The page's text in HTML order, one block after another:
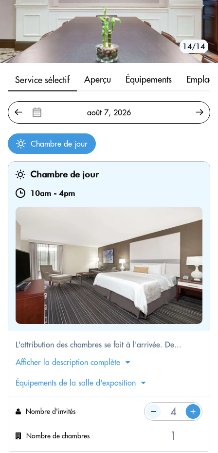
1/14
2/14
3/14
4/14
5/14
6/14
7/14
8/14
9/14
10/14
11/14
12/14
13/14
14/14
Service sélectif Aperçu Équipements
Chambre de jour
Chambre de jour
10am - 4pm
L'attribution des chambres se fait à l'arrivée. De...
Afficher la description complète
Équipements de la salle d'exposition
Nombre d'invités
Nombre de chambres